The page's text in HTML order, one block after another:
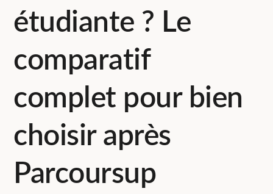
étudiante ? Le
comparatif
complet pour bien
choisir après
Parcoursup